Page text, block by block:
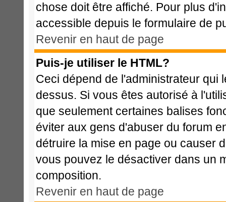
chose doit être affiché. Pour plus
accessible depuis le formulaire de
Revenir en haut de page
Puis-je utiliser le HTML?
Ceci dépend de l'administrateur qui
dessus. Si vous êtes autorisé à
que seulement certaines balises
éviter aux gens d'abuser du forum
détruire la mise en page ou causer
vous pouvez le désactiver dans un
composition.
Revenir en haut de page